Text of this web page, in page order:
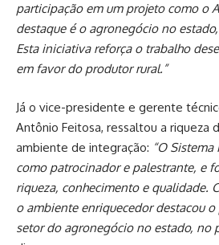
participação em um projeto como o
destaque é o agronegócio no
Esta iniciativa reforça o trabalho
em favor do produtor rural.”
Já o vice-presidente e gerente
Antônio Feitosa, ressaltou a riqueza
ambiente de integração: “O
como patrocinador e palestrante, e
riqueza, conhecimento e qualidade.
o ambiente enriquecedor destacou
setor do agronegócio no estado, no